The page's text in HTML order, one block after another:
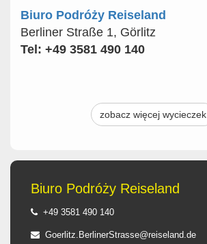
Biuro Podróży Reiseland
Berliner Straße 1, Görlitz
Tel: +49 3581 490 140
zobacz więcej wycieczek
Biuro Podróży Reiseland
+49 3581 490 140
Goerlitz.BerlinerStrasse@reiseland.de